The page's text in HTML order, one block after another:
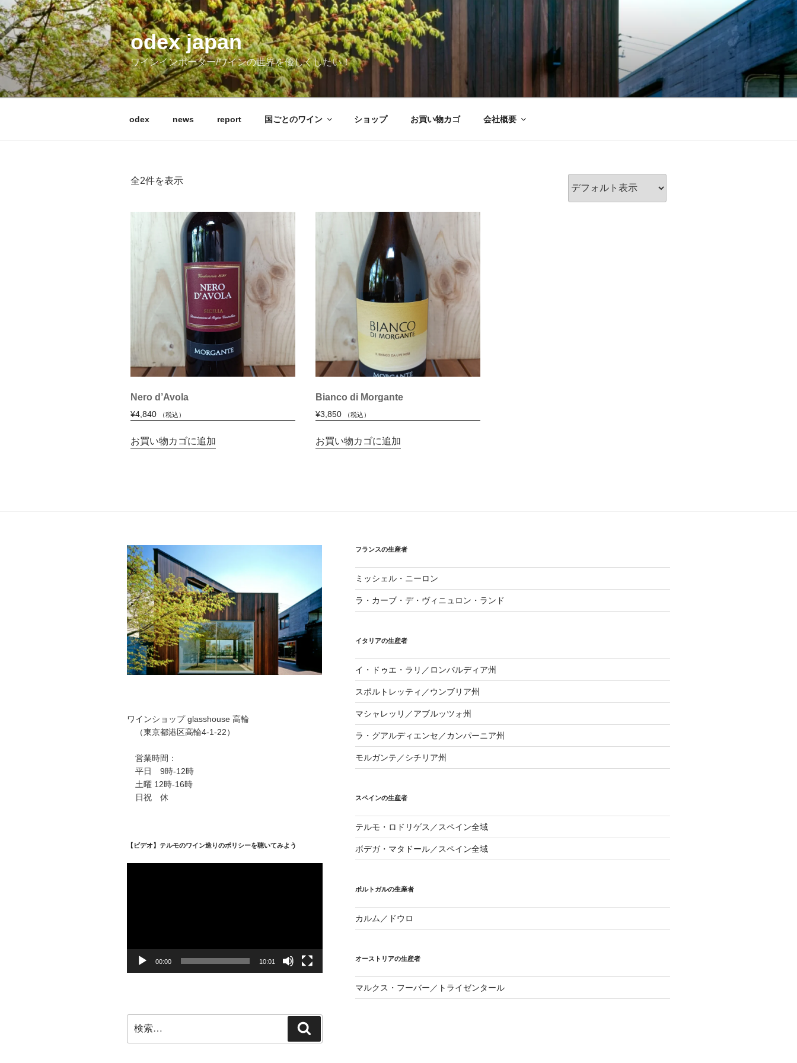
コ
ン
テ
ン
ツ
へ
ス
odex japan
ワインインポーター/ワインの世界を優しくしたい！
odex news report 国ごとのワイン ショップ お買い物カゴ 会社概要
全2件を表示
Nero d’Avola
¥4,840 （税込）
お買い物カゴに追加
Bianco di Morgante
¥3,850 （税込）
お買い物カゴに追加
ワインショップ glasshouse 高輪
（東京都港区高輪4-1-22）
営業時間：
平日 9時-12時
土曜 12時-16時
日祝 休
【ビデオ】テルモのワイン造りのポリシーを聴いてみよう
ー
00:00 10:01
索:
索
フランスの生産者
ミッシェル・ニーロン
ラ・カーブ・デ・ヴィニュロン・ランド
イタリアの生産者
イ・ドゥエ・ラリ／ロンバルディア州
スポルトレッティ／ウンブリア州
マシャレッリ／アブルッツォ州
ラ・グアルディエンセ／カンパーニア州
モルガンテ／シチリア州
スペインの生産者
テルモ・ロドリゲス／スペイン全域
ボデガ・マタドール／スペイン全域
ポルトガルの生産者
カルム／ドウロ
オーストリアの生産者
マルクス・フーバー／トライゼンタール